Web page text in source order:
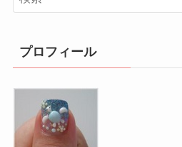
プロフィール